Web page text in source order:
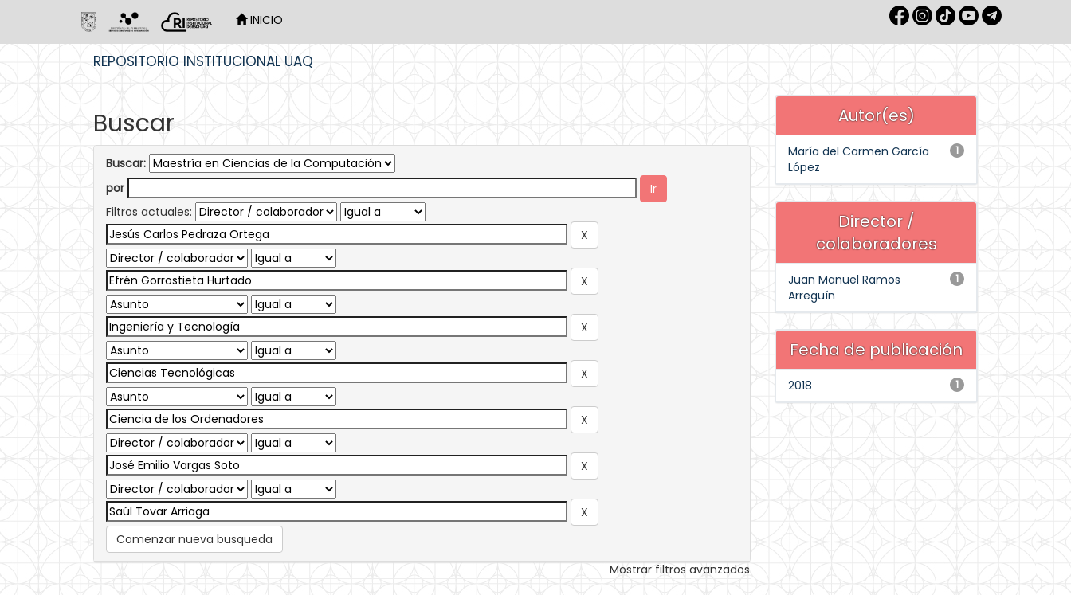
INICIO
REPOSITORIO INSTITUCIONAL UAQ
Buscar
Buscar:
por
Filtros actuales:
Comenzar nueva busqueda
Mostrar filtros avanzados
Autor(es)
1
María del Carmen García
López
Director /
colaboradores
1
Juan Manuel Ramos
Arreguín
Fecha de publicación
1
2018